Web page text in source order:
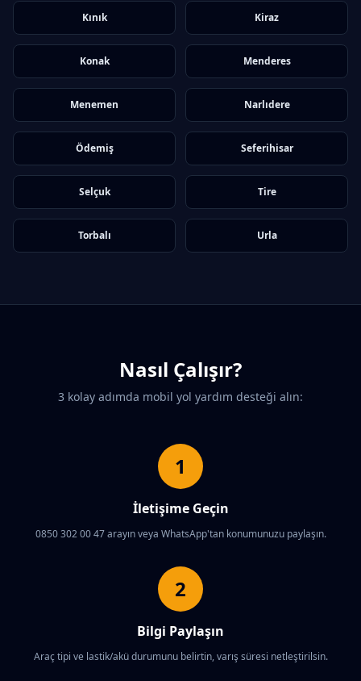
Kınık Kiraz
Konak Menderes
Menemen Narlıdere
Ödemiş Seferihisar
Selçuk Tire
Torbalı Urla
Nasıl Çalışır?
3 kolay adımda mobil yol yardım desteği alın:
1
İletişime Geçin
0850 302 00 47 arayın veya WhatsApp'tan konumunuzu paylaşın.
2
Bilgi Paylaşın
Araç tipi ve lastik/akü durumunu belirtin, varış süresi netleştirilsin.